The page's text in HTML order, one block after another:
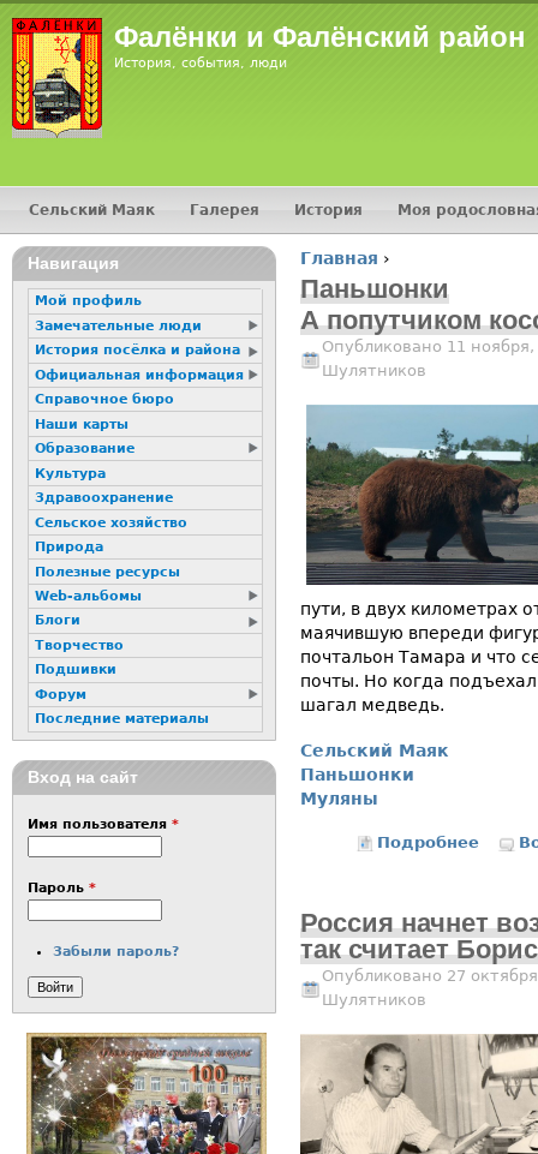
Фалёнки и Фалёнский район
История, события, люди
Вы здесь
Главная ›
Паньшонки
А попутчиком
Опубликовано 11
Шулятников
пути, в двух километрах
маячившую впереди
почтальон Тамара и что
почты. Но когда
шагал медведь.
Сельский Маяк
Паньшонки
Муляны
Подробнее о А
Россия начнет
так считает
Опубликовано 27
Шулятников
Главное меню
Сельский Маяк Галерея История Моя
16+
Навигация
Мой профиль
Замечательные люди
История посёлка и района
Официальная информация
Справочное бюро
Наши карты
Образование
Культура
Здравоохранение
Сельское хозяйство
Природа
Полезные ресурсы
Web-альбомы
Блоги
Творчество
Подшивки
Форум
Последние материалы
Вход на сайт
Имя пользователя *
Пароль *
Забыли пароль?